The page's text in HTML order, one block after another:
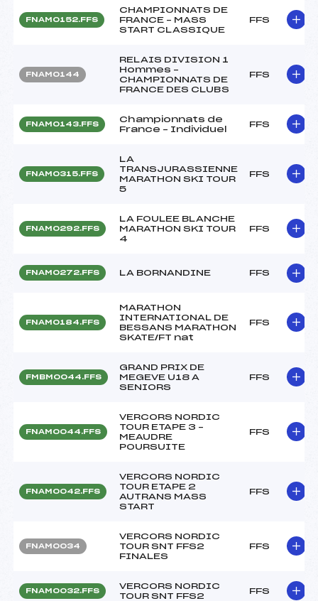
FNAM0152.FFS
CHAMPIONNATS DE
FRANCE – MASS
START CLASSIQUE
FFS
FNAM0144
RELAIS DIVISION 1
Hommes –
CHAMPIONNATS DE
FRANCE DES CLUBS
FFS
FNAM0143.FFS
Championnats de
France – Individuel
FFS
FNAM0315.FFS
LA
TRANSJURASSIENNE
MARATHON SKI TOUR
5
FFS
FNAM0292.FFS
LA FOULEE BLANCHE
MARATHON SKI TOUR
4
FFS
FNAM0272.FFS LA BORNANDINE FFS
FNAM0184.FFS
MARATHON
INTERNATIONAL DE
BESSANS MARATHON
SKATE/FT nat
FFS
FMBM0044.FFS
GRAND PRIX DE
MEGEVE U18 A
SENIORS
FFS
FNAM0044.FFS
VERCORS NORDIC
TOUR ETAPE 3 –
MEAUDRE
POURSUITE
FFS
FNAM0042.FFS
VERCORS NORDIC
TOUR ETAPE 2
AUTRANS MASS
START
FFS
FNAM0034
VERCORS NORDIC
TOUR SNT FFS2
FINALES
FFS
FNAM0032.FFS
VERCORS NORDIC
TOUR SNT FFS2
FFS